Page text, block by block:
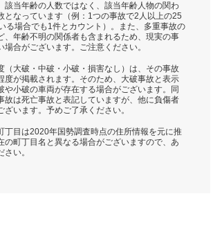
該当年齢の人数ではなく、該当年齢人物の関わ
となっています（例：1つの事故で2人以上の25
る場合でも1件とカウント）。また、多重事故の
、年齢不明の関係者も含まれるため、現実の事
場合がございます。ご注意ください。
（大破・中破・小破・損害なし）は、その事故
度が掲載されます。そのため、大破事故と表示
や小破の車両が存在する場合がございます。同
故は死亡事故と表記していますが、他に負傷者
います。予めご了承ください。
丁目は2020年国勢調査時点の住所情報を元に推
の町丁目名と異なる場合がございますので、あ
い。